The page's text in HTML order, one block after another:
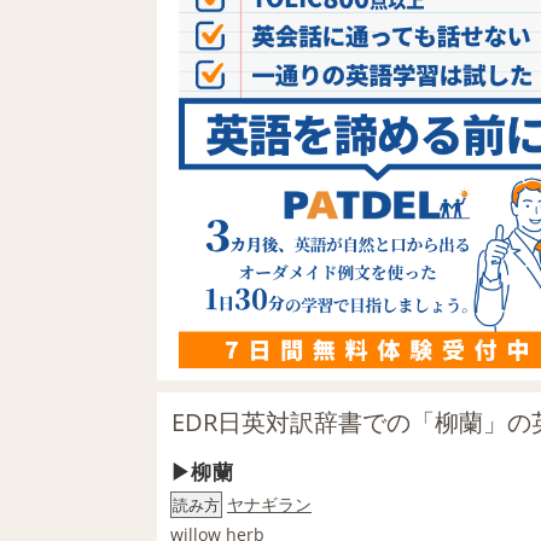
EDR日英対訳辞書での「柳蘭」の
柳蘭
読み方 ヤナギラン
willow herb